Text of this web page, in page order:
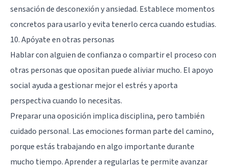
sensación de desconexión y ansiedad. Establece momentos
concretos para usarlo y evita tenerlo cerca cuando estudias.
10. Apóyate en otras personas
Hablar con alguien de confianza o compartir el proceso con
otras personas que opositan puede aliviar mucho. El apoyo
social ayuda a gestionar mejor el estrés y aporta
perspectiva cuando lo necesitas.
Preparar una oposición implica disciplina, pero también
cuidado personal. Las emociones forman parte del camino,
porque estás trabajando en algo importante durante
mucho tiempo. Aprender a regularlas te permite avanzar